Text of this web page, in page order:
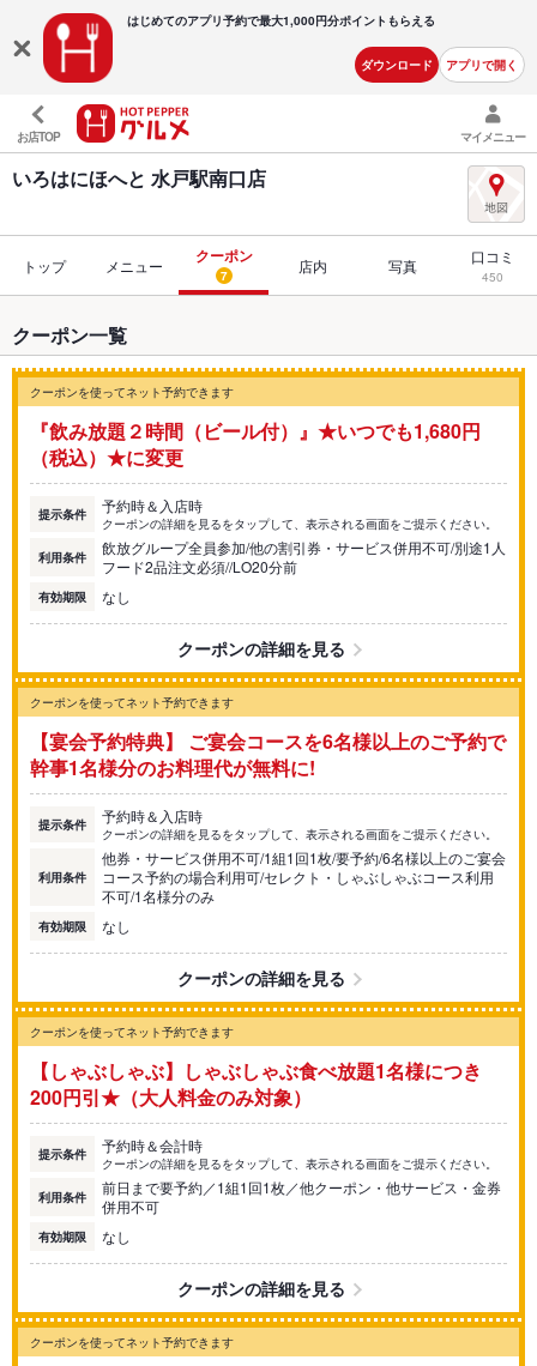
はじめてのアプリ予約で最大1,000円分ポイントもらえる
ダウンロード アプリで開く
お店TOP マイメニュー
いろはにほへと 水戸駅南口店
トップ メニュー クーポン
7 店内 写真 口コミ
450
クーポン一覧
クーポンを使ってネット予約できます
『飲み放題２時間（ビール付）』★いつでも1,680円
（税込）★に変更
提示条件 予約時＆入店時
クーポンの詳細を見るをタップして、表示される画面をご提示ください。
利用条件
飲放グループ全員参加/他の割引券・サービス併用不可/別途1人
フード2品注文必須//LO20分前
有効期限 なし
クーポンの詳細を見る
クーポンを使ってネット予約できます
【宴会予約特典】 ご宴会コースを6名様以上のご予約で
幹事1名様分のお料理代が無料に!
提示条件 予約時＆入店時
クーポンの詳細を見るをタップして、表示される画面をご提示ください。
利用条件
他券・サービス併用不可/1組1回1枚/要予約/6名様以上のご宴会
コース予約の場合利用可/セレクト・しゃぶしゃぶコース利用
不可/1名様分のみ
有効期限 なし
クーポンの詳細を見る
クーポンを使ってネット予約できます
【しゃぶしゃぶ】しゃぶしゃぶ食べ放題1名様につき
200円引★（大人料金のみ対象）
提示条件 予約時＆会計時
クーポンの詳細を見るをタップして、表示される画面をご提示ください。
利用条件
前日まで要予約／1組1回1枚／他クーポン・他サービス・金券
併用不可
有効期限 なし
クーポンの詳細を見る
クーポンを使ってネット予約できます